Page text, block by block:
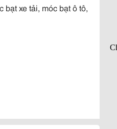
xe tải, móc bạt ô tô,